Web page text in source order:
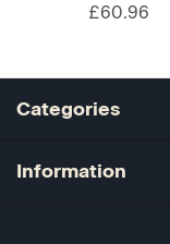
£60.96
Categories
Information